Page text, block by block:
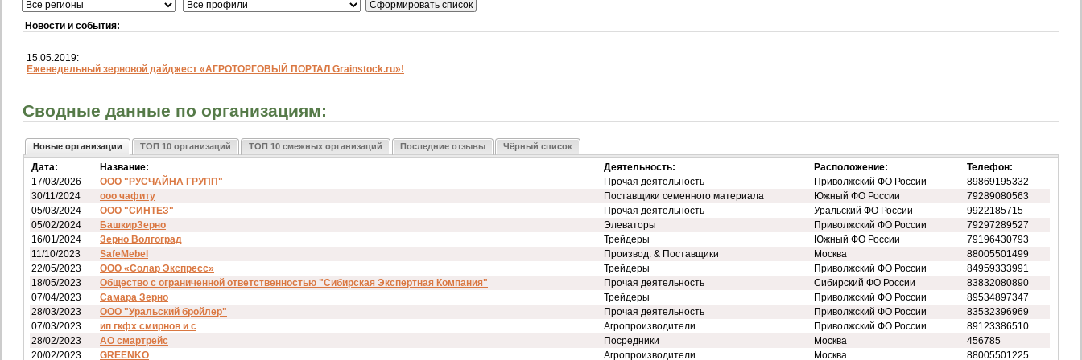
Новости и события:
15.05.2019:
Еженедельный зерновой дайджест «АГРОТОРГОВЫЙ ПОРТАЛ Grainstock.ru»!
Сводные данные по организациям:
Новые организации ТОП 10 организаций ТОП 10 смежных организаций Последние отзывы Чёрный список
Дата: Название: Деятельность: Расположение:
Телефон:
17/03/2026
ООО "РУСЧАЙНА ГРУПП" Прочая деятельность Приволжский ФО России
89869195332
30/11/2024
ооо чафиту Поставщики семенного материала Южный ФО России
79289080563
05/03/2024
ООО "СИНТЕЗ" Прочая деятельность Уральский ФО России
9922185715
05/02/2024
БашкирЗерно Элеваторы Приволжский ФО России
79297289527
16/01/2024
Зерно Волгоград Трейдеры Южный ФО России
79196430793
11/10/2023
SafeMebel Производ. & Поставщики Москва
88005501499
22/05/2023
ООО «Солар Экспресс» Трейдеры Приволжский ФО России
84959333991
18/05/2023
Общество с ограниченной ответственностью "Сибирская Экспертная Компания" Прочая деятельность Сибирский ФО России
83832080890
07/04/2023
Самара Зерно Трейдеры Приволжский ФО России
89534897347
28/03/2023
ООО "Уральский бройлер" Прочая деятельность Приволжский ФО России
83532396969
07/03/2023
ип гкфх смирнов и с Агропроизводители Приволжский ФО России
89123386510
28/02/2023
АО смартрейс Посредники Москва
456785
20/02/2023
GREENKO Агропроизводители Москва 88005501225